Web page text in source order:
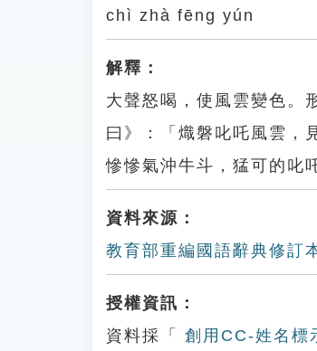
chì zhà fēng yún
解釋：
大聲怒喝，使風雲變色。
曰》：「熾磐叱吒風雲，
慘慘氣沖牛斗，猛可的叱
資料來源：
教育部重編國語辭典修訂
授權資訊：
資料採「
創用CC-姓名標